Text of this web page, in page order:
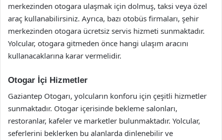
merkezinden otogara ulaşmak için dolmuş, taksi veya özel
araç kullanabilirsiniz. Ayrıca, bazı otobüs firmaları, şehir
merkezinden otogara ücretsiz servis hizmeti sunmaktadır.
Yolcular, otogara gitmeden önce hangi ulaşım aracını
kullanacaklarına karar vermelidir.
Otogar İçi Hizmetler
Gaziantep Otogarı, yolcuların konforu için çeşitli hizmetler
sunmaktadır. Otogar içerisinde bekleme salonları,
restoranlar, kafeler ve marketler bulunmaktadır. Yolcular,
seferlerini beklerken bu alanlarda dinlenebilir ve